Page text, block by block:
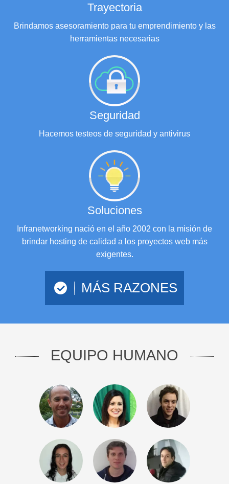
Trayectoria
Brindamos asesoramiento para tu emprendimiento y las
herramientas necesarias
Seguridad
Hacemos testeos de seguridad y antivirus
Soluciones
Infranetworking nació en el año 2002 con la misión de
brindar hosting de calidad a los proyectos web más
exigentes.
MÁS RAZONES
EQUIPO HUMANO
CEO &
Director
General
Asesoramiento
Legal
Departamento
Técnico
VIP